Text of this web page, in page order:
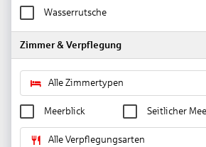
Wasserrutsche
Zimmer & Verpflegung
Alle Zimmertypen
Meerblick Seitlicher
Alle Verpflegungsarten